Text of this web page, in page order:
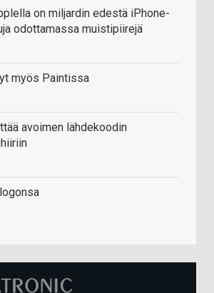
on miljardin edestä iPhone-
odottamassa muistipiirejä
myös Paintissa
avoimen lähdekoodin